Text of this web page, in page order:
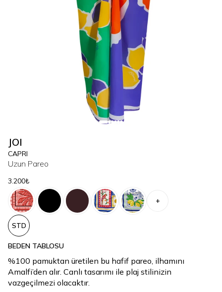
JOI
CAPRI
Uzun Pareo
3.200₺
+
STD
BEDEN TABLOSU
%100 pamuktan üretilen bu hafif pareo, ilhamını
Amalfi’den alır. Canlı tasarımı ile plaj stilinizin
vazgeçilmezi olacaktır.